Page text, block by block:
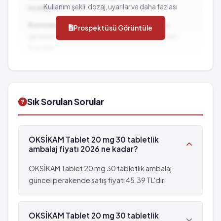
Abdominal ağrı
Gaz şişkinliği
Epigastrik ağrı
Karaciğerde transaminaz enzim düzeylerinde artış
Halüsinasyon
Halsizlik
Sarılık
Anjiyoödem
Gözde şişme
Ürtiker
Gözde tahriş
Kalp yetmezliği
Pankreatit
Lökopeni
Konstipasyon
Hiperglisemi
Gaz şişkinliği
Epigastrik ağrı
Bilinmiyor: eldeki verilerden hareketle
görülme sıklığı tahmin edilemiyor
Depresyon
Kilo kaybı
Halüsinasyon
Halsizlik
Sarılık
inceleyiniz.
Kontrendikasyonlar:İlacın kullanılmaması
gereken durumlar ve dikkat edilmesi gereken
Kullanım şekli, dozaj, uyarılar ve daha fazlası
Prospektüsü Görüntüle
Sık Sorulan Sorular
OKSİKAM Tablet 20 mg 30 tabletlik
ambalaj fiyatı 2026 ne kadar?
OKSİKAM Tablet 20 mg 30 tabletlik ambalaj
güncel perakende satış fiyatı 45.39 TL'dir.
OKSİKAM Tablet 20 mg 30 tabletlik